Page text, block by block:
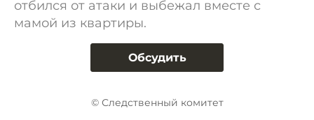
отбился от атаки и выбежал вместе с
мамой из квартиры.
Обсудить
© Следственный комитет